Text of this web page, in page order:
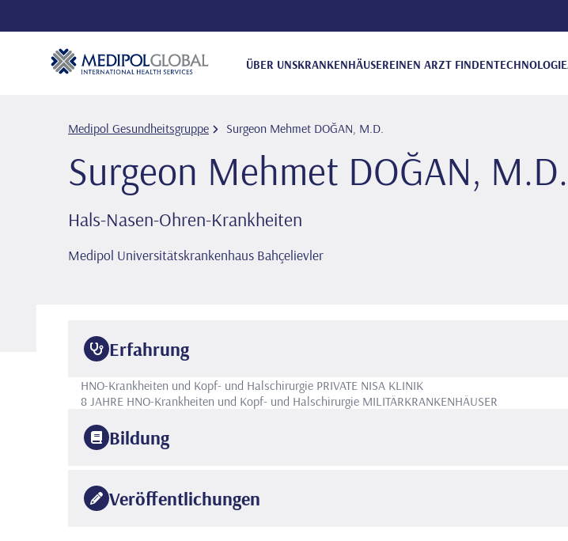
ÜBER UNSKRANKENHÄUSEREINEN ARZT FINDENTECHNOLOGIE
Medipol Gesundheitsgruppe Surgeon Mehmet DOĞAN, M.D.
Surgeon Mehmet DOĞAN, M.D.
Hals-Nasen-Ohren-Krankheiten
Medipol Universitätskrankenhaus Bahçelievler
Erfahrung
HNO-Krankheiten und Kopf- und Halschirurgie PRIVATE NISA KLINIK
8 JAHRE HNO-Krankheiten und Kopf- und Halschirurgie MILITÄRKRANKENHÄUSER
Bildung
GATA-FAKULTÄT FÜR MEDIZIN
1982 Veröffentlichungen